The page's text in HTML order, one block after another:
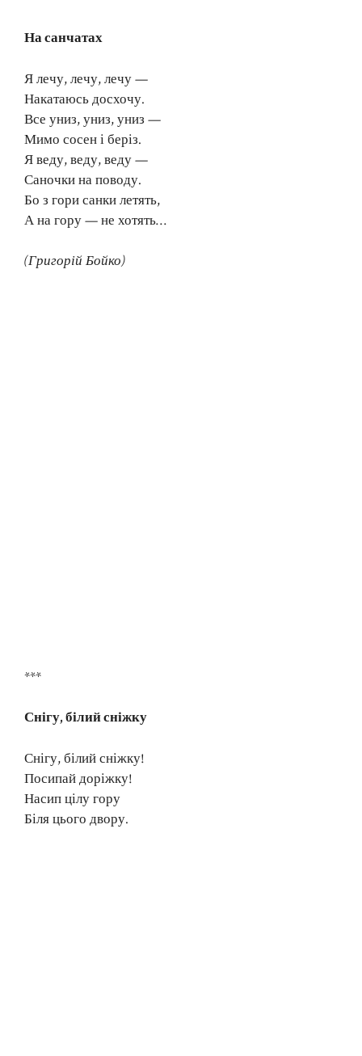
На санчатах
Я лечу, лечу, лечу —
Накатаюсь досхочу.
Все униз, униз, униз —
Мимо сосен і беріз.
Я веду, веду, веду —
Саночки на поводу.
Бо з гори санки летять,
А на гору — не хотять…
(Григорій Бойко)
***
Снігу, білий сніжку
Снігу, білий сніжку!
Посипай доріжку!
Насип цілу гору
Біля цього двору.